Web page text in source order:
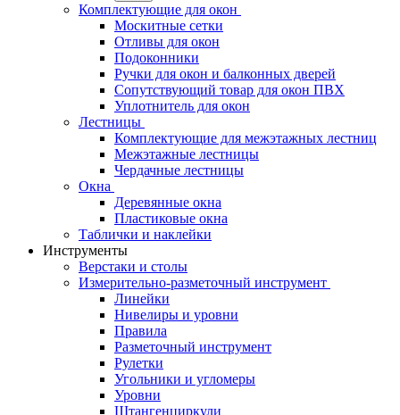
Комплектующие для окон
Москитные сетки
Отливы для окон
Подоконники
Ручки для окон и балконных дверей
Сопутствующий товар для окон ПВХ
Уплотнитель для окон
Лестницы
Комплектующие для межэтажных лестниц
Межэтажные лестницы
Чердачные лестницы
Окна
Деревянные окна
Пластиковые окна
Таблички и наклейки
Инструменты
Верстаки и столы
Измерительно-разметочный инструмент
Линейки
Нивелиры и уровни
Правила
Разметочный инструмент
Рулетки
Угольники и угломеры
Уровни
Штангенциркули